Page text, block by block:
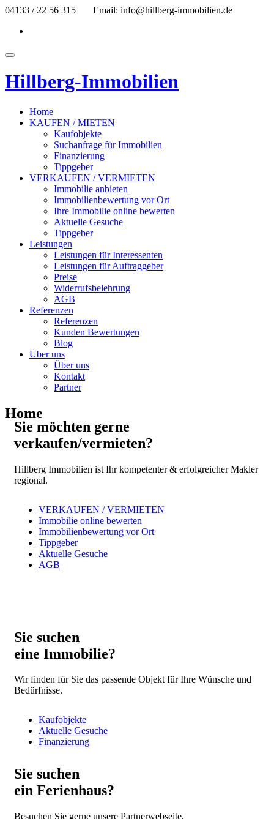
Skip
content
04133 / 22 56 315 Email: info@hillberg-immobilien.de
Toggle
Hillberg-Immobilien
Home
KAUFEN / MIETEN
Kaufobjekte
Suchanfrage für Immobilien
Finanzierung
Tippgeber
VERKAUFEN / VERMIETEN
Immobilie anbieten
Immobilienbewertung vor Ort
Ihre Immobilie online bewerten
Aktuelle Gesuche
Tippgeber
Leistungen
Leistungen für Interessenten
Leistungen für Auftraggeber
Preise
Widerrufsbelehrung
AGB
Referenzen
Referenzen
Kunden Bewertungen
Blog
Über uns
Über uns
Kontakt
Partner
Home
Sie möchten gerne
verkaufen/vermieten?
Hillberg Immobilien ist Ihr kompetenter & erfolgreicher Makler
regional.
VERKAUFEN / VERMIETEN
Immobilie online bewerten
Immobilienbewertung vor Ort
Tippgeber
Aktuelle Gesuche
AGB
Sie suchen
eine Immobilie?
Wir finden für Sie das passende Objekt für Ihre Wünsche und
Bedürfnisse.
Kaufobjekte
Aktuelle Gesuche
Finanzierung
Sie suchen
ein Ferienhaus?
Besuchen Sie gerne unsere Partnerwebseite.